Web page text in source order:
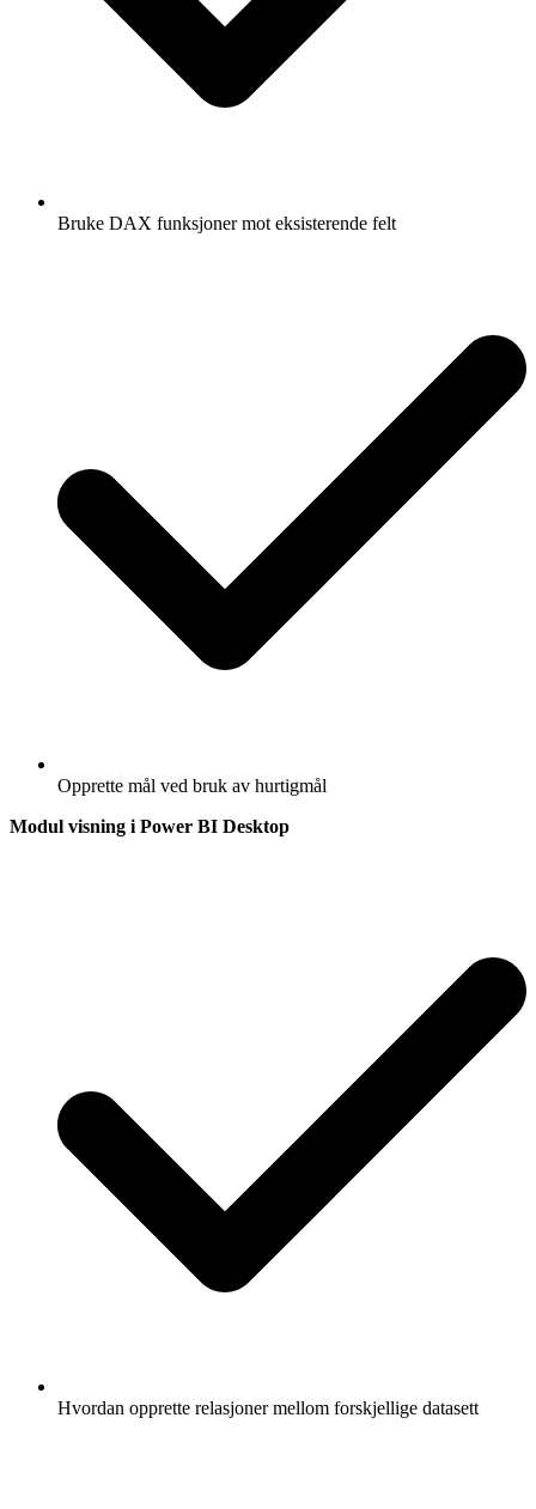
Bruke DAX funksjoner mot eksisterende felt
Opprette mål ved bruk av hurtigmål
Modul visning i Power BI Desktop
Hvordan opprette relasjoner mellom forskjellige datasett